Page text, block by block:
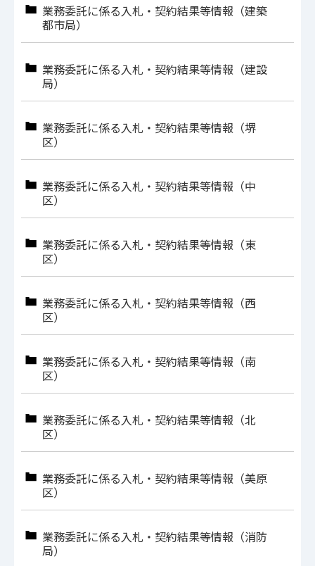
業務委託に係る入札・契約結果等情報（建築
都市局）
業務委託に係る入札・契約結果等情報（建設
局）
業務委託に係る入札・契約結果等情報（堺
区）
業務委託に係る入札・契約結果等情報（中
区）
業務委託に係る入札・契約結果等情報（東
区）
業務委託に係る入札・契約結果等情報（西
区）
業務委託に係る入札・契約結果等情報（南
区）
業務委託に係る入札・契約結果等情報（北
区）
業務委託に係る入札・契約結果等情報（美原
区）
業務委託に係る入札・契約結果等情報（消防
局）